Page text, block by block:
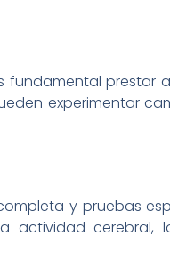
prestar
experimentar
y pruebas
actividad cerebral,